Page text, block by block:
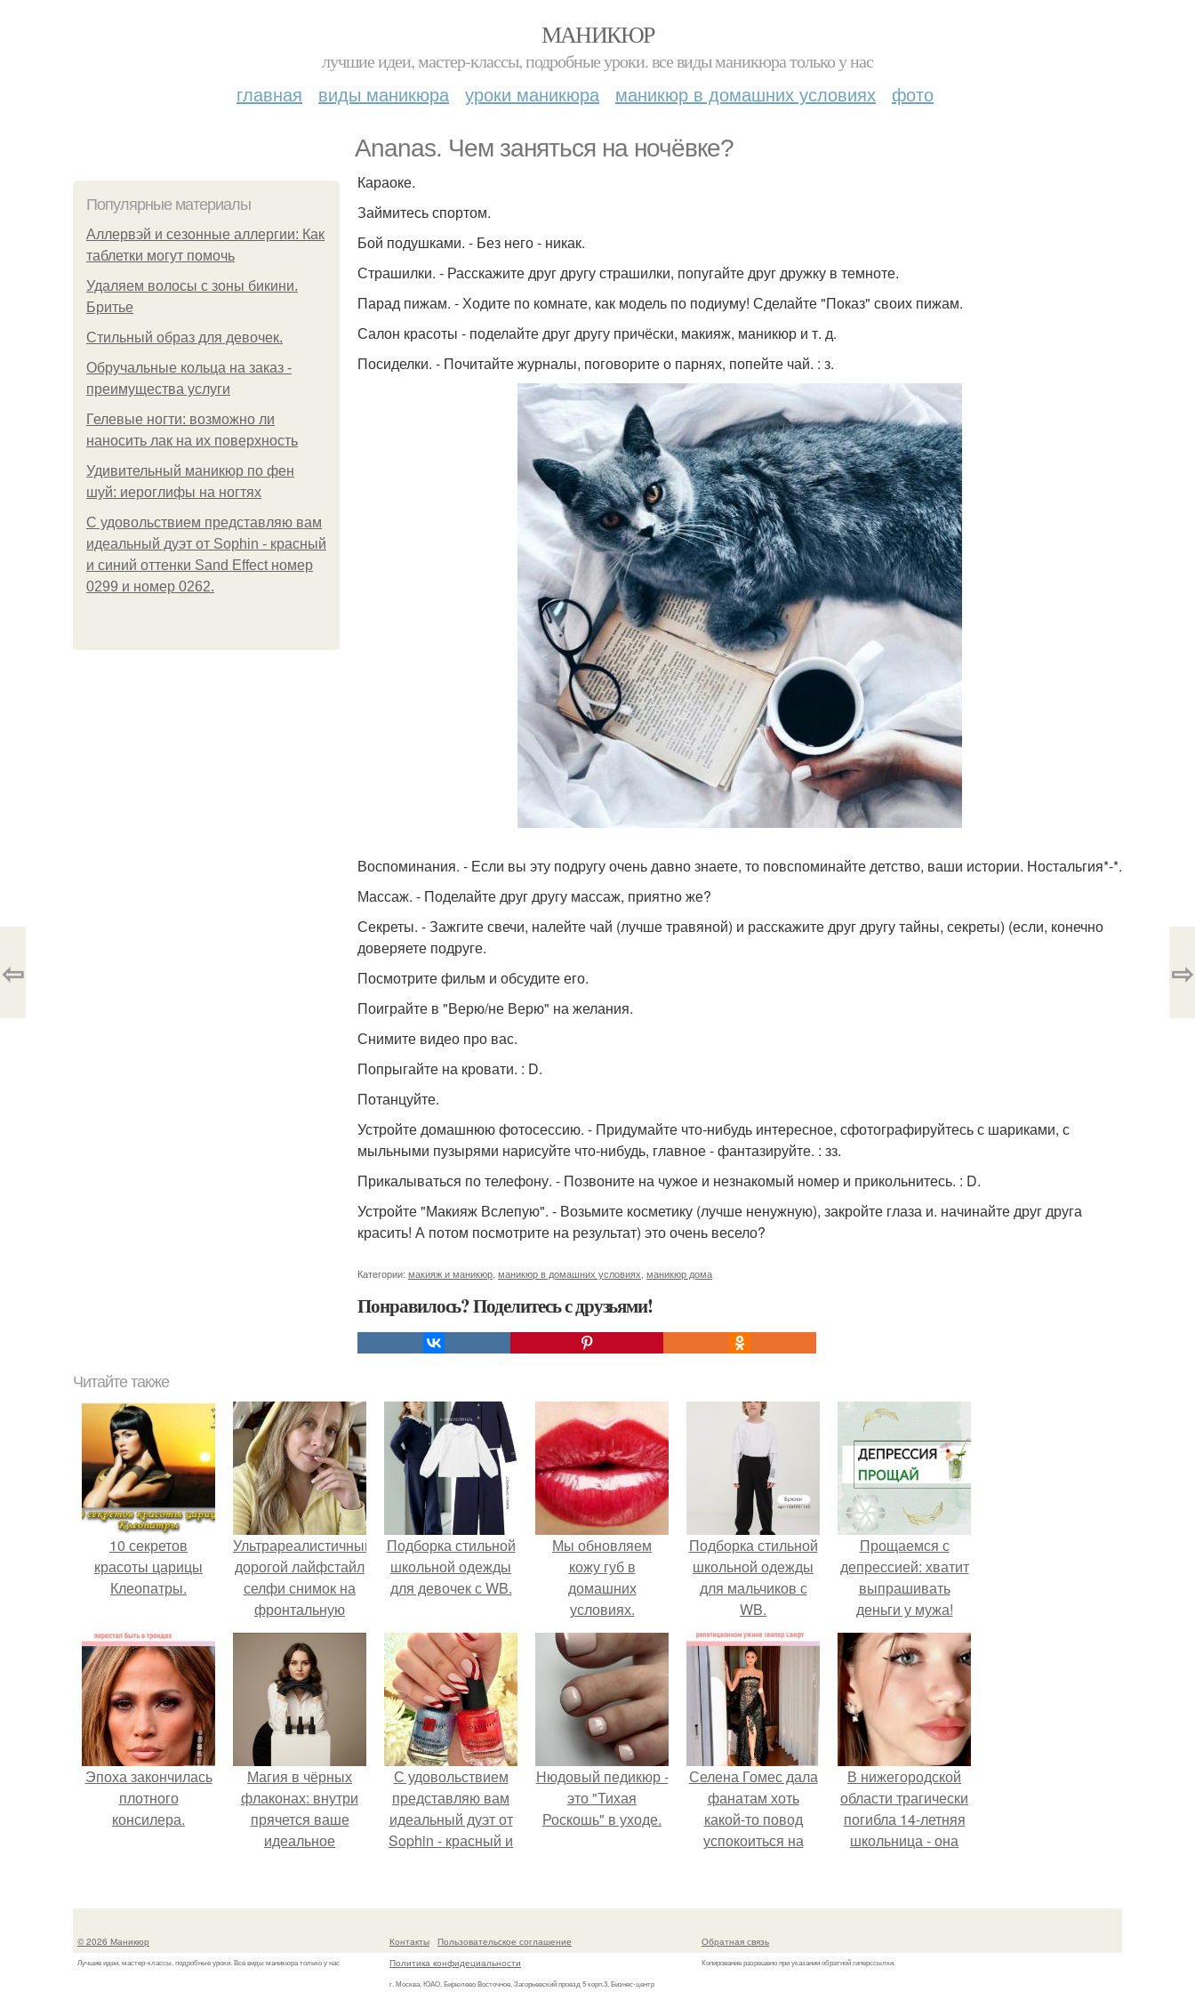
МАНИКЮР
лучшие идеи, мастер-классы, подробные уроки. все виды маникюра только у нас
главная виды маникюра уроки маникюра маникюр в домашних условиях фото
Ananas. Чем заняться на ночёвке?
Популярные материалы
Аллервэй и сезонные аллергии: Как
таблетки могут помочь
Удаляем волосы с зоны бикини.
Бритье
Стильный образ для девочек.
Обручальные кольца на заказ -
преимущества услуги
Гелевые ногти: возможно ли
наносить лак на их поверхность
Удивительный маникюр по фен
шуй: иероглифы на ногтях
С удовольствием представляю вам
идеальный дуэт от Sophin - красный
и синий оттенки Sand Effect номер
0299 и номер 0262.
Караоке.
Займитесь спортом.
Бой подушками. - Без него - никак.
Страшилки. - Расскажите друг другу страшилки, попугайте друг дружку в темноте.
Парад пижам. - Ходите по комнате, как модель по подиуму! Сделайте "Показ" своих пижам.
Салон красоты - поделайте друг другу причёски, макияж, маникюр и т. д.
Посиделки. - Почитайте журналы, поговорите о парнях, попейте чай. : з.
Воспоминания. - Если вы эту подругу очень давно знаете, то повспоминайте детство, ваши истории. Ностальгия*-*.
Массаж. - Поделайте друг другу массаж, приятно же?
Секреты. - Зажгите свечи, налейте чай (лучше травяной) и расскажите друг другу тайны, секреты) (если, конечно
доверяете подруге.
Посмотрите фильм и обсудите его.
Поиграйте в "Верю/не Верю" на желания.
Снимите видео про вас.
Попрыгайте на кровати. : D.
Потанцуйте.
Устройте домашнюю фотосессию. - Придумайте что-нибудь интересное, сфотографируйтесь с шариками, с
мыльными пузырями нарисуйте что-нибудь, главное - фантазируйте. : зз.
Прикалываться по телефону. - Позвоните на чужое и незнакомый номер и прикольнитесь. : D.
Устройте "Макияж Вслепую". - Возьмите косметику (лучше ненужную), закройте глаза и. начинайте друг друга
красить! А потом посмотрите на результат) это очень весело?
Категории: макияж и маникюр маникюр в домашних условиях маникюр дома
Понравилось? Поделитесь с друзьями!
⇦ ⇨
Читайте также
10 секретов
красоты царицы
Клеопатры.
Ультрареалистичный
дорогой лайфстайл
селфи снимок на
фронтальную
камеру.
Подборка стильной
школьной одежды
для девочек с WB.
Мы обновляем
кожу губ в
домашних
условиях.
Подборка стильной
школьной одежды
для мальчиков с
WB.
Прощаемся с
депрессией: хватит
выпрашивать
деньги у мужа!
Эпоха закончилась
плотного
консилера.
Магия в чёрных
флаконах: внутри
прячется ваше
идеальное
С удовольствием
представляю вам
идеальный дуэт от
Sophin - красный и
номер 0262.
Нюдовый педикюр -
это "Тихая
Роскошь" в уходе.
Селена Гомес дала
фанатам хоть
какой-то повод
успокоиться на
свадьбе Тейлор
В нижегородской
области трагически
погибла 14-летняя
школьница - она
к контрольной по
© 2026 Маникюр
Лучшие идеи, мастер-классы, подробные уроки. Все виды маникюра только у нас
Контакты
Пользовательское соглашение
Политика конфидециальности
г. Москва, ЮАО, Бирюлево Восточное, Загорьевский проезд 5 корп.3, Бизнес-центр
Обратная связь
Копирование разрешено при указании обратной гиперссылки.